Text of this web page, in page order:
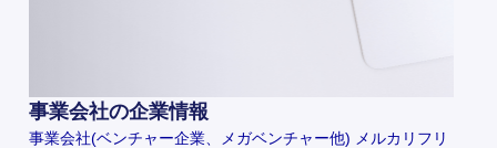
事業会社の企業情報
事業会社(ベンチャー企業、メガベンチャー他) メルカリフリ